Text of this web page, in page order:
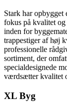
Stark har opbygget
fokus på kvalitet
inden for
trappestiger af høj
professionelle
sortiment, der
specialdesignede
værdsætter kvalitet
XL Byg